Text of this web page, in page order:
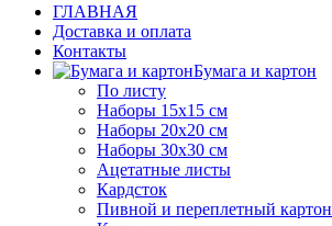
ГЛАВНАЯ
Доставка и оплата
Контакты
Бумага и картон
По листу
Наборы 15х15 см
Наборы 20х20 см
Наборы 30х30 см
Ацетатные листы
Кардсток
Пивной и переплетный картон